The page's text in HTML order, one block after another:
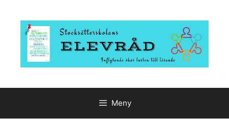
innehåll
Meny